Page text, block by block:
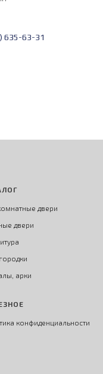
635-63-31
двери
двери
арки
конфиденциальности